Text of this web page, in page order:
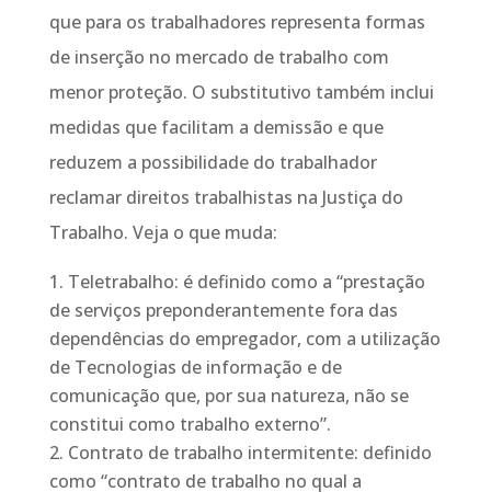
que para os trabalhadores representa formas
de inserção no mercado de trabalho com
menor proteção. O substitutivo também inclui
medidas que facilitam a demissão e que
reduzem a possibilidade do trabalhador
reclamar direitos trabalhistas na Justiça do
Trabalho. Veja o que muda:
Teletrabalho: é definido como a “prestação
de serviços preponderantemente fora das
dependências do empregador, com a utilização
de Tecnologias de informação e de
comunicação que, por sua natureza, não se
constitui como trabalho externo”.
Contrato de trabalho intermitente: definido
como “contrato de trabalho no qual a